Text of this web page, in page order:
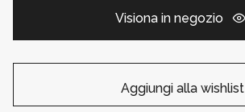
Visiona in negozio
Aggiungi alla wishlist